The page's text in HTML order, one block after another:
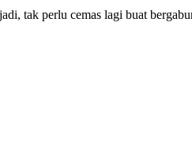
tak perlu cemas lagi buat